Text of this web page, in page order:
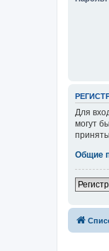
Для
могут
Общие